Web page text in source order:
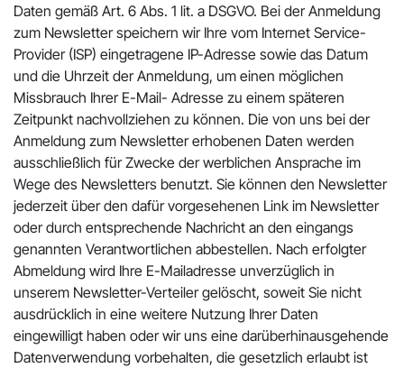
Daten gemäß Art. 6 Abs. 1 lit. a DSGVO. Bei der Anmeldung
zum Newsletter speichern wir Ihre vom Internet Service-
Provider (ISP) eingetragene IP-Adresse sowie das Datum
und die Uhrzeit der Anmeldung, um einen möglichen
Missbrauch Ihrer E-Mail- Adresse zu einem späteren
Zeitpunkt nachvollziehen zu können. Die von uns bei der
Anmeldung zum Newsletter erhobenen Daten werden
ausschließlich für Zwecke der werblichen Ansprache im
Wege des Newsletters benutzt. Sie können den Newsletter
jederzeit über den dafür vorgesehenen Link im Newsletter
oder durch entsprechende Nachricht an den eingangs
genannten Verantwortlichen abbestellen. Nach erfolgter
Abmeldung wird Ihre E-Mailadresse unverzüglich in
unserem Newsletter-Verteiler gelöscht, soweit Sie nicht
ausdrücklich in eine weitere Nutzung Ihrer Daten
eingewilligt haben oder wir uns eine darüberhinausgehende
Datenverwendung vorbehalten, die gesetzlich erlaubt ist